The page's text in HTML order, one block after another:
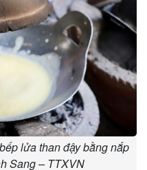
lửa than đậy bằng nắp
Sang – TTXVN